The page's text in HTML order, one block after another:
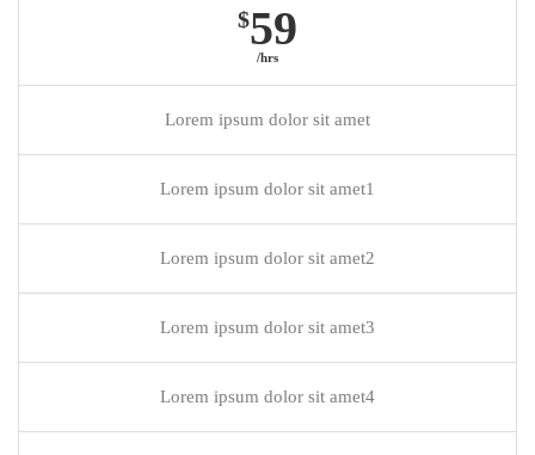
$59
/hrs
Lorem ipsum dolor sit amet
Lorem ipsum dolor sit amet1
Lorem ipsum dolor sit amet2
Lorem ipsum dolor sit amet3
Lorem ipsum dolor sit amet4